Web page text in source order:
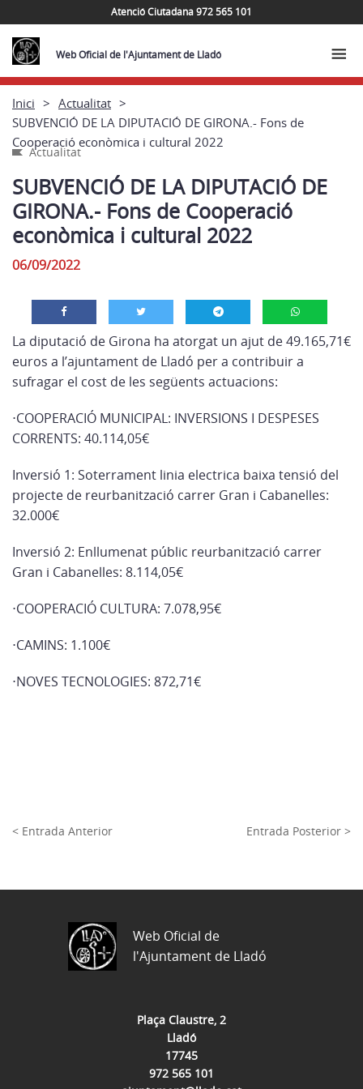
Atenció Ciutadana 972 565 101
Web Oficial de l'Ajuntament de Lladó
Inici
Actualitat
SUBVENCIÓ DE LA DIPUTACIÓ DE GIRONA.- Fons de
Cooperació econòmica i cultural 2022
Actualitat
SUBVENCIÓ DE LA DIPUTACIÓ DE
GIRONA.- Fons de Cooperació
econòmica i cultural 2022
06/09/2022
La diputació de Girona ha atorgat un ajut de 49.165,71€
euros a l’ajuntament de Lladó per a contribuir a
sufragar el cost de les següents actuacions:
⋅COOPERACIÓ MUNICIPAL: INVERSIONS I DESPESES
CORRENTS: 40.114,05€
Inversió 1: Soterrament linia electrica baixa tensió del
projecte de reurbanització carrer Gran i Cabanelles:
32.000€
Inversió 2: Enllumenat públic reurbanització carrer
Gran i Cabanelles: 8.114,05€
⋅COOPERACIÓ CULTURA: 7.078,95€
⋅CAMINS: 1.100€
⋅NOVES TECNOLOGIES: 872,71€
< Entrada Anterior Entrada Posterior >
Plaça Claustre, 2
Lladó
17745
972 565 101
Web Oficial de
l'Ajuntament de Lladó